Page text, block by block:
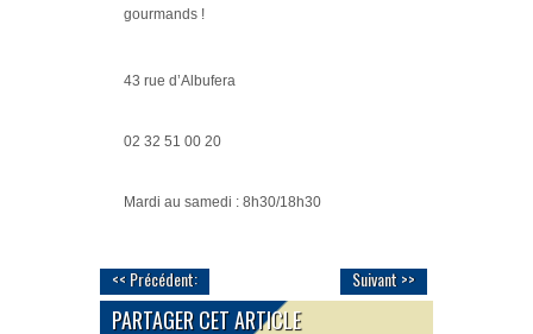
gourmands !
43 rue d’Albufera
02 32 51 00 20
Mardi au samedi : 8h30/18h30
<< Précédent: Suivant >>
PARTAGER CET ARTICLE